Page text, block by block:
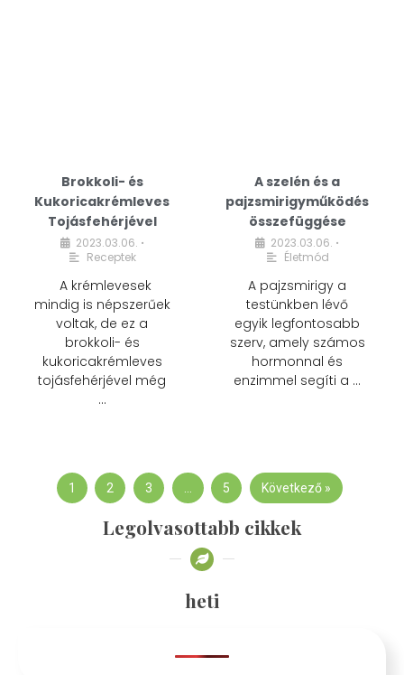
Brokkoli- és
Kukoricakrémleves
Tojásfehérjével
2023.03.06. •
Receptek
A krémlevesek
mindig is népszerűek
voltak, de ez a
brokkoli- és
kukoricakrémleves
tojásfehérjével még
…
A szelén és a
pajzsmirigyműködés
összefüggése
2023.03.06. •
Életmód
A pajzsmirigy a
testünkben lévő
egyik legfontosabb
szerv, amely számos
hormonnal és
enzimmel segíti a …
1 2 3 … 5 Következő »
Legolvasottabb cikkek
heti